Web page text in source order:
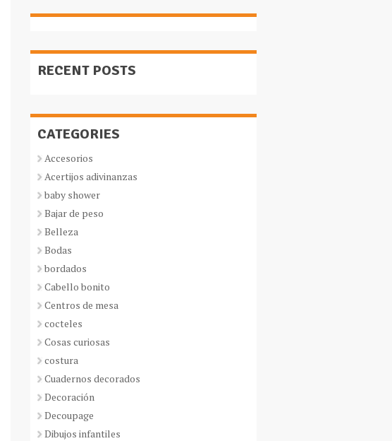
RECENT POSTS
CATEGORIES
Accesorios
Acertijos adivinanzas
baby shower
Bajar de peso
Belleza
Bodas
bordados
Cabello bonito
Centros de mesa
cocteles
Cosas curiosas
costura
Cuadernos decorados
Decoración
Decoupage
Dibujos infantiles